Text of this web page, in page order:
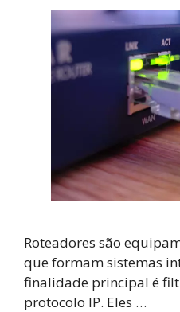
Roteadores são
que formam sistemas
finalidade principal é
protocolo IP. Eles …